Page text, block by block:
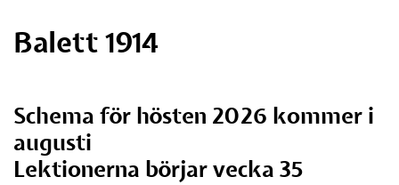
Balett 1914
Schema för hösten 2026 kommer i
augusti
Lektionerna börjar vecka 35